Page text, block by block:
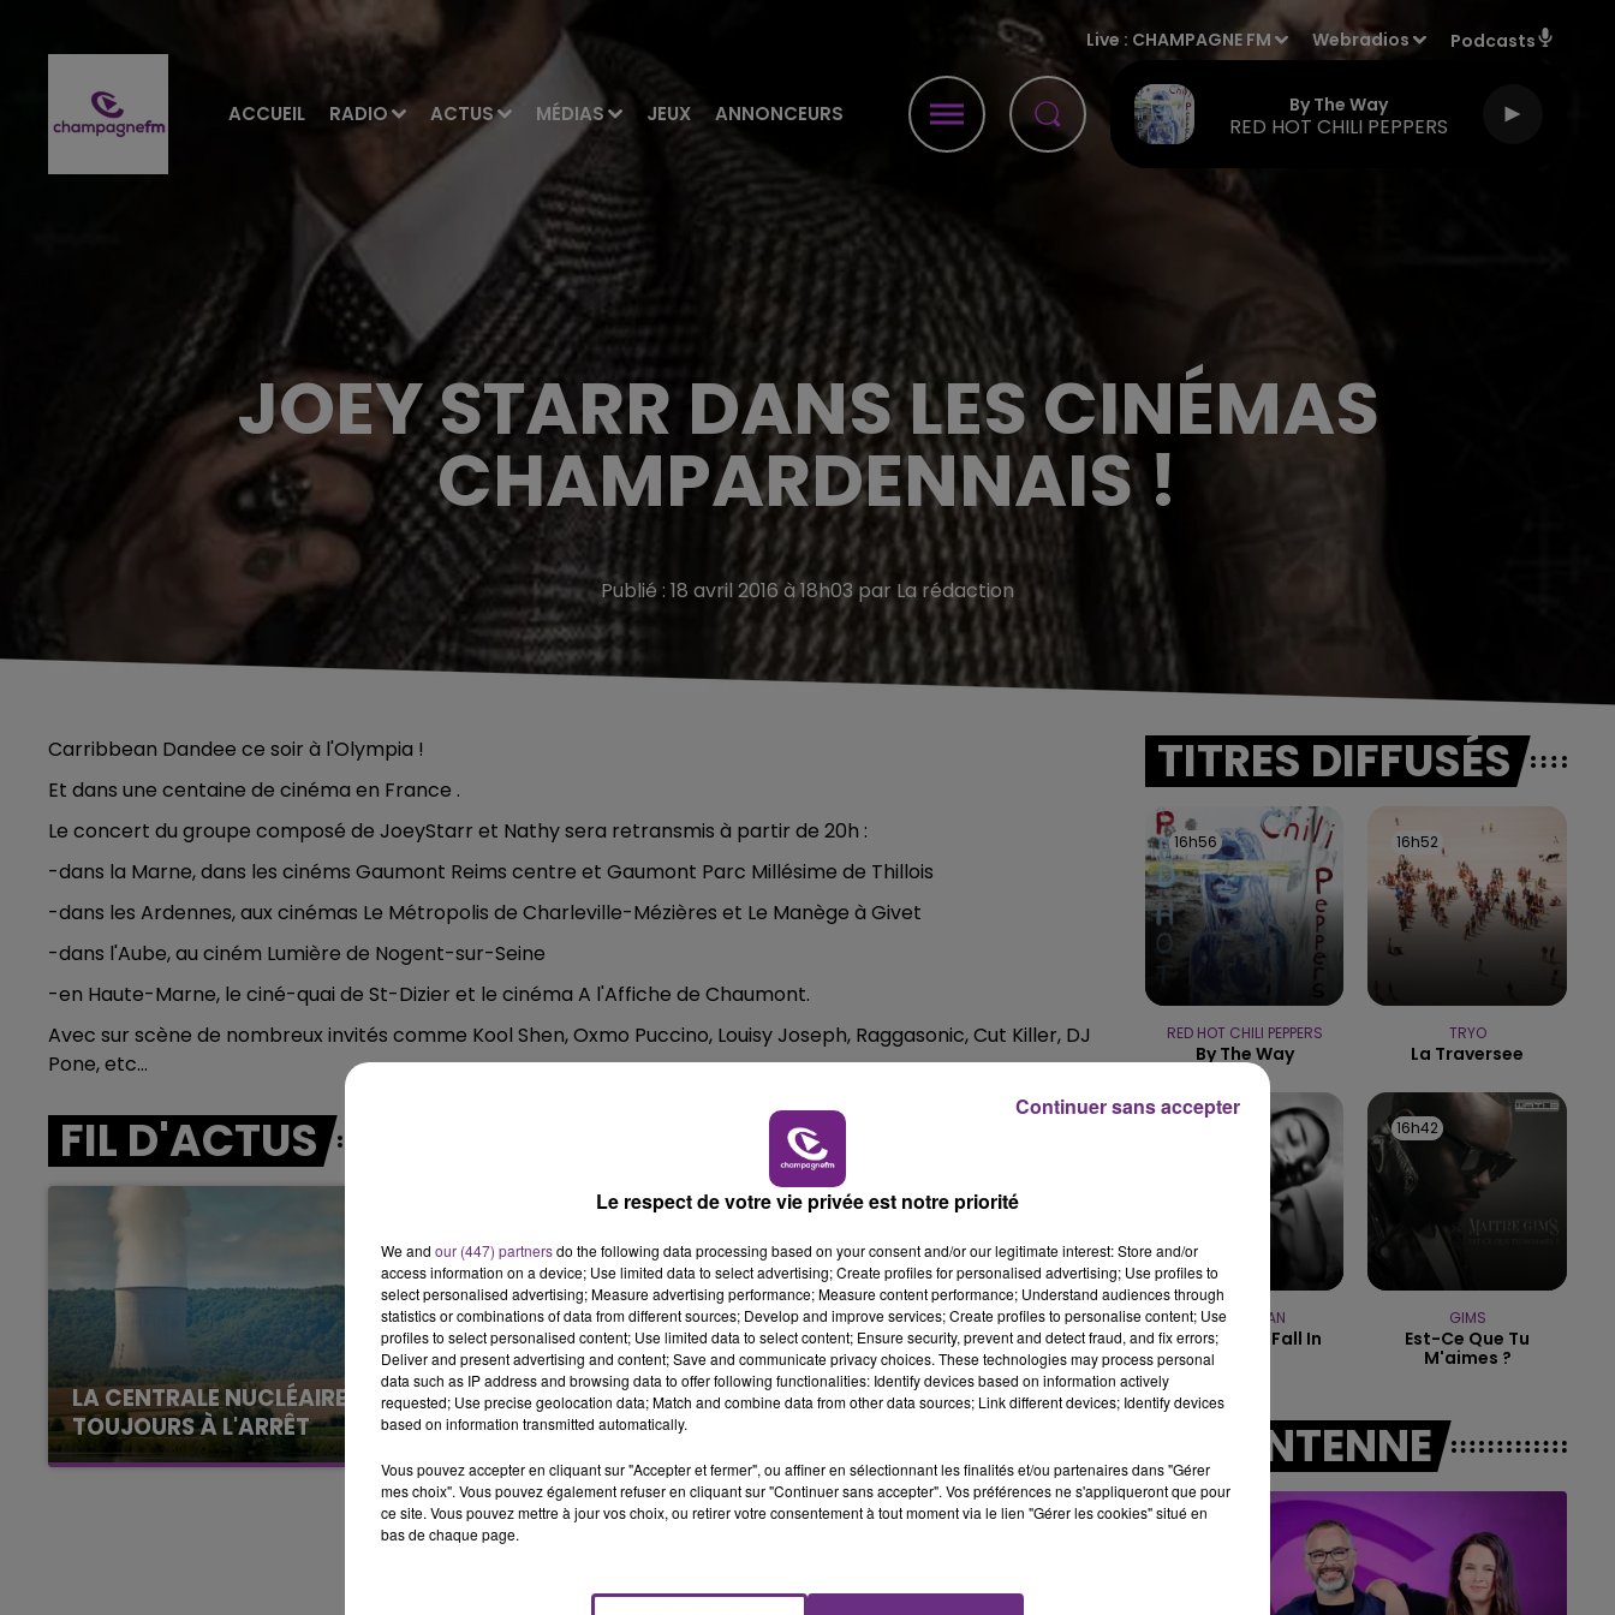
ACCUEIL RADIO ACTUS MÉDIAS JEUX ANNONCEURS
Live : CHAMPAGNE FM Webradios Podcasts
By The Way
RED HOT CHILI PEPPERS
LA POP MACHINE - CHAMPAGNE FM LA RADIO POP
LE BEST OF DE LA FAMILLE
CHAMPAGNE FM
JOEY STARR DANS LES CINÉMAS
CHAMPARDENNAIS !
Publié : 18 avril 2016 à 18h03 par La rédaction
Carribbean Dandee ce soir à l'Olympia !
Et dans une centaine de cinéma en France .
Le concert du groupe composé de JoeyStarr et Nathy sera retransmis à partir de 20h :
-dans la Marne, dans les cinéms Gaumont Reims centre et Gaumont Parc Millésime de Thillois
-dans les Ardennes, aux cinémas Le Métropolis de Charleville-Mézières et Le Manège à Givet
-dans l'Aube, au ciném Lumière de Nogent-sur-Seine
-en Haute-Marne, le ciné-quai de St-Dizier et le cinéma A l'Affiche de Chaumont.
Avec sur scène de nombreux invités comme Kool Shen, Oxmo Puccino, Louisy Joseph, Raggasonic, Cut Killer, DJ
Pone, etc...
FIL D'ACTUS
LA CENTRALE NUCLÉAIRE DE CHOOZ
TOUJOURS À L'ARRÊT
Cela fait déjà une semaine que la centrale
nucléaire ardennaise est à l'arrêt. Une situation
justifiée par la sécheresse intense qui est
LE MAGASIN JOUÉCLUB DE REIMS FERME
SES PORTES
rémois. Le magasin JouéClub est contraint de
fermer ses portes.
TITRES DIFFUSÉS
16h56
16h56
RED HOT CHILI PEPPERS
By The Way
16h52
16h52
TRYO
La Traversee
OLIVIA DEAN
So Easy (to Fall In
16h42
16h42
GIMS
Est-Ce Que Tu
M'aimes ?
A L'ANTENNE
Le respect de votre vie privée est notre priorité
We and our (447) partnersdo the following data processing based on your consent and/or our legitimate interest: Store and/or
access information on a device; Use limited data to select advertising; Create profiles for personalised advertising; Use profiles to
select personalised advertising; Measure advertising performance; Measure content performance; Understand audiences through
statistics or combinations of data from different sources; Develop and improve services; Create profiles to personalise content; Use
profiles to select personalised content; Use limited data to select content; Ensure security, prevent and detect fraud, and fix errors;
Deliver and present advertising and content; Save and communicate privacy choices. These technologies may process personal
data such as IP address and browsing data to offer following functionalities: Identify devices based on information actively
requested; Use precise geolocation data; Match and combine data from other data sources; Link different devices; Identify devices
based on information transmitted automatically.
Vous pouvez accepter en cliquant sur "Accepter et fermer", ou affiner en sélectionnant les finalités et/ou partenaires dans "Gérer
mes choix". Vous pouvez également refuser en cliquant sur "Continuer sans accepter". Vos préférences ne s'appliqueront que pour
ce site. Vous pouvez mettre à jour vos choix, ou retirer votre consentement à tout moment via le lien "Gérer les cookies" situé en
bas de chaque page.
Continuer sans accepter